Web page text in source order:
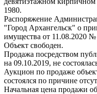
1980.
Распоряжение
"Город Архангельск" о
имущества от 11.08.2020 №
Объект свободен.
Продажа посредством
на 09.10.2019, не
Аукцион по продаже
состоялся по причине
Начальная цена продажи